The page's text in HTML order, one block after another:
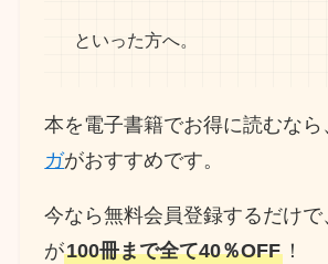
といった方へ。
本を電子書籍でお得に読むなら
ガがおすすめです。
今なら無料会員登録するだけ
が100冊まで全て40％OFF ！